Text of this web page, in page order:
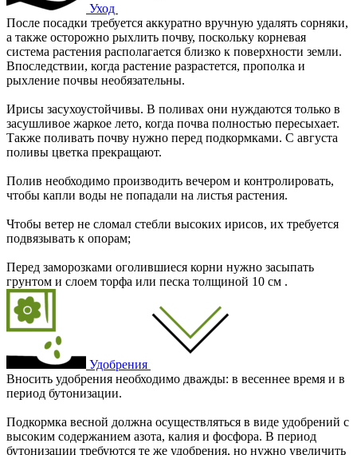
Уход
После посадки требуется аккуратно вручную удалять сорняки,
а также осторожно рыхлить почву, поскольку корневая
система растения располагается близко к поверхности земли.
Впоследствии, когда растение разрастется, прополка и
рыхление почвы необязательны.
Ирисы засухоустойчивы. В поливах они нуждаются только в
засушливое жаркое лето, когда почва полностью пересыхает.
Также поливать почву нужно перед подкормками. С августа
поливы цветка прекращают.
Полив необходимо производить вечером и контролировать,
чтобы капли воды не попадали на листья растения.
Чтобы ветер не сломал стебли высоких ирисов, их требуется
подвязывать к опорам;
Перед заморозками оголившиеся корни нужно засыпать
грунтом и слоем торфа или песка толщиной 10 см .
Удобрения
Вносить удобрения необходимо дважды: в весеннее время и в
период бутонизации.
Подкормка весной должна осуществляться в виде удобрений с
высоким содержанием азота, калия и фосфора. В период
бутонизации требуются те же удобрения, но нужно увеличить